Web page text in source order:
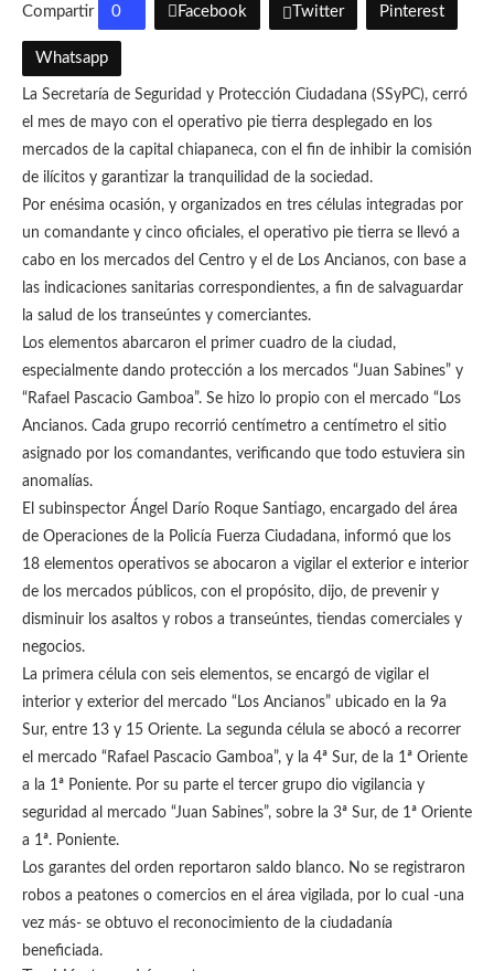
Compartir 0 Facebook Twitter Pinterest
Whatsapp
La Secretaría de Seguridad y Protección Ciudadana (SSyPC), cerró
el mes de mayo con el operativo pie tierra desplegado en los
mercados de la capital chiapaneca, con el fin de inhibir la comisión
de ilícitos y garantizar la tranquilidad de la sociedad.
Por enésima ocasión, y organizados en tres células integradas por
un comandante y cinco oficiales, el operativo pie tierra se llevó a
cabo en los mercados del Centro y el de Los Ancianos, con base a
las indicaciones sanitarias correspondientes, a fin de salvaguardar
la salud de los transeúntes y comerciantes.
Los elementos abarcaron el primer cuadro de la ciudad,
especialmente dando protección a los mercados “Juan Sabines” y
“Rafael Pascacio Gamboa”. Se hizo lo propio con el mercado “Los
Ancianos. Cada grupo recorrió centímetro a centímetro el sitio
asignado por los comandantes, verificando que todo estuviera sin
anomalías.
El subinspector Ángel Darío Roque Santiago, encargado del área
de Operaciones de la Policía Fuerza Ciudadana, informó que los
18 elementos operativos se abocaron a vigilar el exterior e interior
de los mercados públicos, con el propósito, dijo, de prevenir y
disminuir los asaltos y robos a transeúntes, tiendas comerciales y
negocios.
La primera célula con seis elementos, se encargó de vigilar el
interior y exterior del mercado “Los Ancianos” ubicado en la 9a
Sur, entre 13 y 15 Oriente. La segunda célula se abocó a recorrer
el mercado “Rafael Pascacio Gamboa”, y la 4ª Sur, de la 1ª Oriente
a la 1ª Poniente. Por su parte el tercer grupo dio vigilancia y
seguridad al mercado “Juan Sabines”, sobre la 3ª Sur, de 1ª Oriente
a 1ª. Poniente.
Los garantes del orden reportaron saldo blanco. No se registraron
robos a peatones o comercios en el área vigilada, por lo cual -una
vez más- se obtuvo el reconocimiento de la ciudadanía
beneficiada.